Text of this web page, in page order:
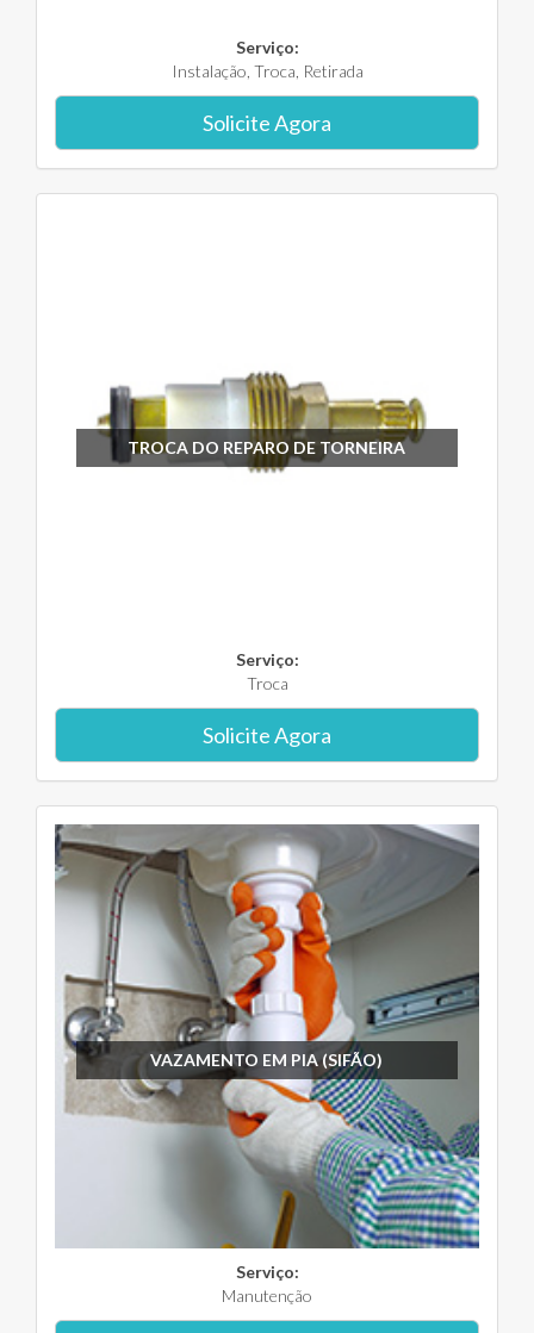
Serviço:
Instalação, Troca, Retirada
Solicite Agora
TROCA DO REPARO DE TORNEIRA
Serviço:
Troca
Solicite Agora
VAZAMENTO EM PIA (SIFÃO)
Serviço:
Manutenção